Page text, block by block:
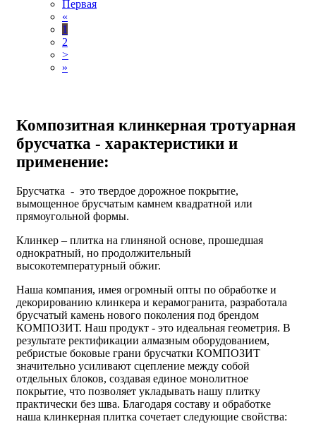
Первая
«
1
2
>
»
Композитная клинкерная тротуарная
брусчатка - характеристики и
применение:
Брусчатка - это твердое дорожное покрытие,
вымощенное брусчатым камнем квадратной или
прямоугольной формы.
Клинкер – плитка на глиняной основе, прошедшая
однократный, но продолжительный
высокотемпературный обжиг.
Наша компания, имея огромный опты по обработке и
декорированию клинкера и керамогранита, разработала
брусчатый камень нового поколения под брендом
КОМПОЗИТ. Наш продукт - это идеальная геометрия. В
результате ректификации алмазным оборудованием,
ребристые боковые грани брусчатки КОМПОЗИТ
значительно усиливают сцепление между собой
отдельных блоков, создавая единое монолитное
покрытие, что позволяет укладывать нашу плитку
практически без шва. Благодаря составу и обработке
наша клинкерная плитка сочетает следующие свойства: